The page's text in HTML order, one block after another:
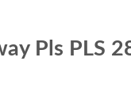
Pls PLS